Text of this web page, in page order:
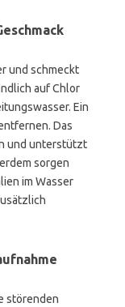
und schmeckt
auf Chlor
Ein
Das
und unterstützt
sorgen
im Wasser
störenden